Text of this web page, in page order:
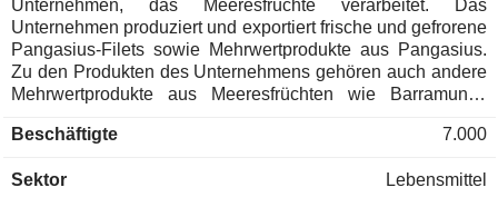
Unternehmen, das Meeresfrüchte verarbeitet. Das
Unternehmen produziert und exportiert frische und gefrorene
Pangasius-Filets sowie Mehrwertprodukte aus Pangasius.
Zu den Produkten des Unternehmens gehören auch andere
Mehrwertprodukte aus Meeresfrüchten wie Barramundi,
der Verarbeitung von Meeresfrüchten wie Fischöl,
wie Gelatinepulver, Kollagenpulver und Reis. Das
Beschäftigte 7.000
Sektor Lebensmittel